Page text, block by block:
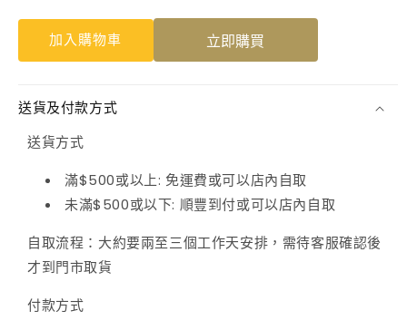
1
海
臻
禮
盒
訂)
量
減
少
海
訂)
量
加入購物車 立即購買
送貨及付款方式
送貨方式
滿$500或以上: 免運費或可以店內自取
未滿$500或以下: 順豐到付或可以店內自取
自取流程：大約要兩至三個工作天安排，需待客服確認後
才到門市取貨
付款方式